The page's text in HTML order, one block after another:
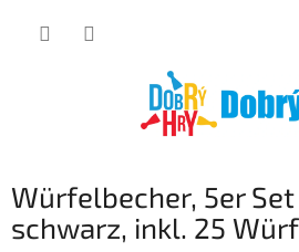
Würfelbecher, 5er
schwarz, inkl. 25